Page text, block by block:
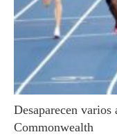
Desaparecen varios
Commonwealth